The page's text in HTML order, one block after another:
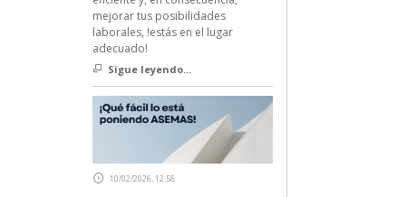
mejorar tus posibilidades
laborales, !estás en el lugar
adecuado!
Sigue leyendo...
10/02/2026, 12:58